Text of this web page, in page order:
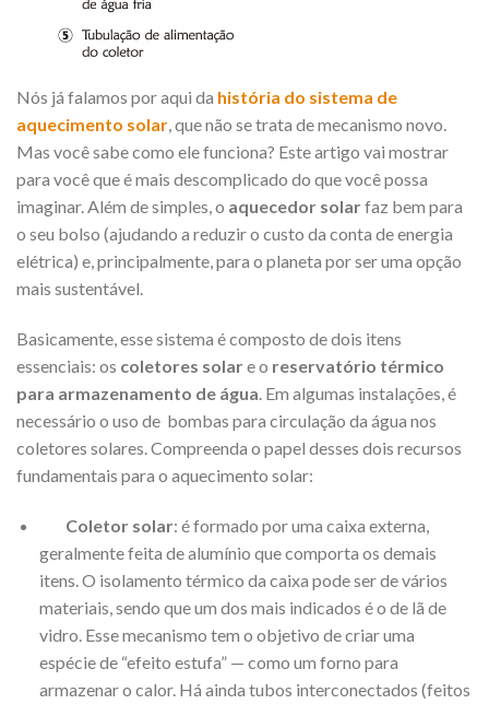
Nós já falamos por aqui da história do sistema de
aquecimento solar, que não se trata de mecanismo novo.
Mas você sabe como ele funciona? Este artigo vai mostrar
para você que é mais descomplicado do que você possa
imaginar. Além de simples, o aquecedor solarfaz bem para
o seu bolso (ajudando a reduzir o custo da conta de energia
elétrica) e, principalmente, para o planeta por ser uma opção
mais sustentável.
Basicamente, esse sistema é composto de dois itens
essenciais: os coletores solare o reservatório térmico
para armazenamento de água. Em algumas instalações, é
necessário o uso de bombas para circulação da água nos
coletores solares. Compreenda o papel desses dois recursos
fundamentais para o aquecimento solar:
Coletor solar: é formado por uma caixa externa,
geralmente feita de alumínio que comporta os demais
itens. O isolamento térmico da caixa pode ser de vários
materiais, sendo que um dos mais indicados é o de lã de
vidro. Esse mecanismo tem o objetivo de criar uma
espécie de “efeito estufa” — como um forno para
armazenar o calor. Há ainda tubos interconectados (feitos